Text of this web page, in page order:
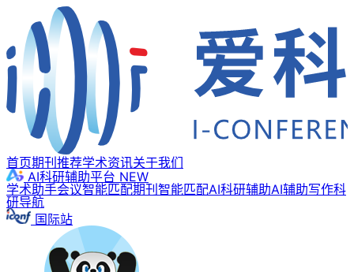
首页期刊推荐学术资讯关于我们
AI科研辅助平台 NEW
学术助手会议智能匹配期刊智能匹配AI科研辅助AI辅助写作科
研导航
国际站